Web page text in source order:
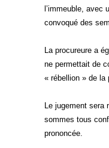
l’immeuble, avec
convoqué des
La procureure a
ne permettait de
« rébellion » de la
Le jugement
sommes tous
prononcée.